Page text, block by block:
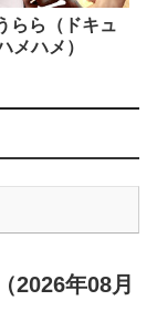
らら（ドキュ
メハメ）
2026年08月